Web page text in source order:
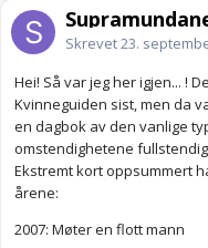
Skrevet23.
Hei! Så var jeg her igjen... !
Kvinneguiden sist, men da
en dagbok av den vanlige
omstendighetene
Ekstremt kort oppsummert
årene:
2007: Møter en flott mann